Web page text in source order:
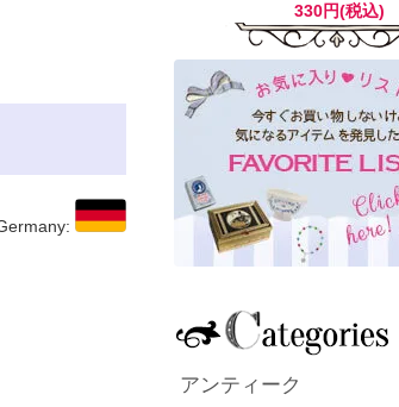
330円(税込)
アンティーク